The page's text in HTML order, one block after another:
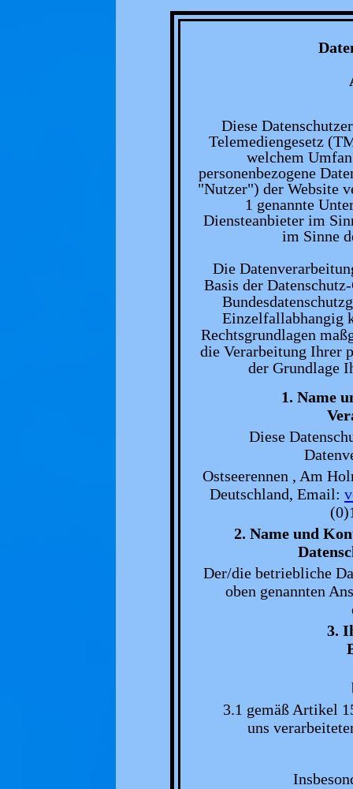
Diese
Telemediengesetz
welchem
personenbezogene
"Nutzer") der Website
1 genannte
Diensteanbieter im
im Sinne
Die
Basis der
Einzelfallabhangig
Rechtsgrundlagen
die Verarbeitung Ihrer
der Grundlage
1. Name
Diese
Ostseerennen , Am
Deutschland, Email:
2. Name und
Der/die betriebliche
oben genannten
3.
3.1 gemäß Artikel
uns